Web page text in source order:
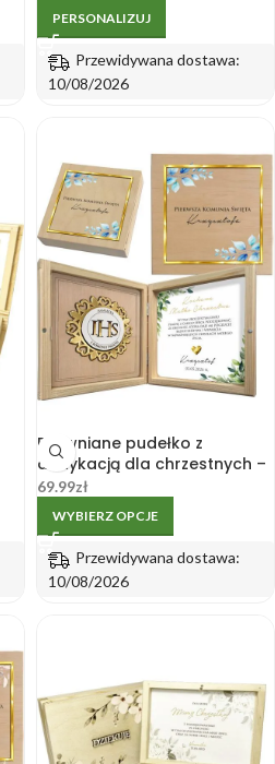
PERSONALIZUJ
Przewidywana dostawa:
10/08/2026
Drewniane pudełko z
dedykacją dla chrzestnych –
Komunia od chłopca K2
69.99zł
WYBIERZ OPCJE
Przewidywana dostawa:
10/08/2026